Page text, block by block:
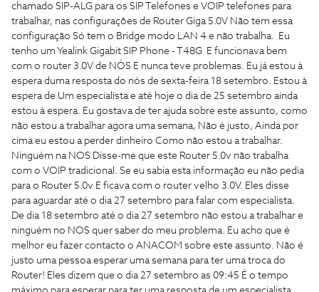
chamado SIP-ALG para os SIP Telefones e VOIP telefones para
trabalhar, nas configurações de Router Giga 5.0V Não tem essa
configuração Só tem o Bridge modo LAN 4 e não trabalha. Eu
tenho um Yealink Gigabit SIP Phone - T48G E funcionava bem
com o router 3.0V de NÓS E nunca teve problemas. Eu já estou à
espera duma resposta do nós de sexta-feira 18 setembro. Estou à
espera de Um especialista e até hoje o dia de 25 setembro ainda
estou à espera. Eu gostava de ter ajuda sobre este assunto, como
não estou a trabalhar agora uma semana, Não é justo, Ainda por
cima eu estou a perder dinheiro Como não estou a trabalhar.
Ninguém na NOS Disse-me que este Router 5.0v não trabalha
com o VOIP tradicional. Se eu sabia esta informação eu não pedia
para o Router 5.0v E ficava com o router velho 3.0V. Eles disse
para aguardar até o dia 27 setembro para falar com especialista.
De dia 18 setembro até o dia 27 setembro não estou a trabalhar e
ninguém no NOS quer saber do meu problema. Eu acho que é
melhor eu fazer contacto o ANACOM sobre este assunto. Não é
justo uma pessoa esperar uma semana para ter uma troca do
Router! Eles dizem que o dia 27 setembro as 09:45 É o tempo